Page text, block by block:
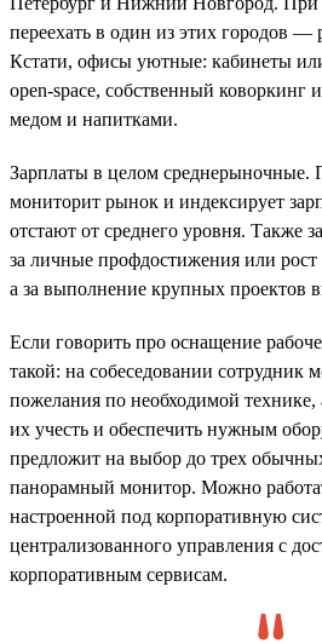
переехать в один из этих городов —
Кстати, офисы уютные: кабинеты
open-space, собственный коворкинг
медом и напитками.
Зарплаты в целом среднерыночные.
мониторит рынок и индексирует
отстают от среднего уровня. Также
за личные профдостижения или рост
а за выполнение крупных проектов
Если говорить про оснащение
такой: на собеседовании сотрудник
пожелания по необходимой технике,
их учесть и обеспечить нужным
предложит на выбор до трех
панорамный монитор. Можно
настроенной под корпоративную
централизованного управления с
корпоративным сервисам.